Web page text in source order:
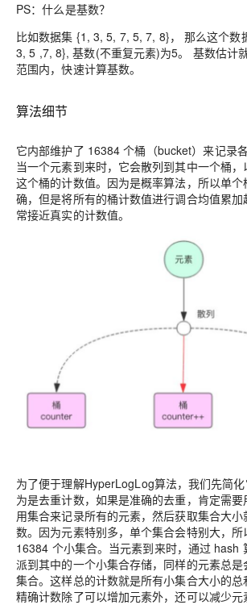
PS：什么是基数？
比如数据集 {1, 3, 5, 7, 5, 7, 8}， 那么这个数
3, 5 ,7, 8}, 基数(不重复元素)为5。 基数估计
范围内，快速计算基数。
算法细节
它内部维护了 16384 个桶（bucket）来记录
当一个元素到来时， 它会散列到其中一个桶
这个桶的计数值。因为是概率算法，所以单
确，但是将所有的桶计数值进行调合均值累
常接近真实的计数值。
为了便于理解HyperLogLog算法，我们先简
为是去重计数，如果是准确的去重，肯定需
用集合来记录所有的元素，然后获取集合大
数。因为元素特别多，单个集合会特别大，
16384 个小集合。当元素到来时，通过 hash
派到其中的一个小集合存储，同样的元素总
集合。这样总的计数就是所有小集合大小的
精确计数除了可以增加元素外，还可以减少元